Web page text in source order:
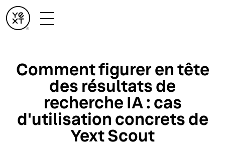
Comment figurer en tête
des résultats de
recherche IA : cas
d'utilisation concrets de
Yext Scout